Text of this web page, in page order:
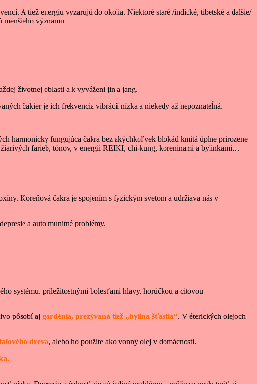
A tiež energiu vyzarujú do okolia. Niektoré staré /indické, tibetské a dalšie/
menšieho významu.
životnej oblasti a k vyváženi jin a jang.
čakier je ich frekvencia vibrácíí nízka a niekedy až nepoznateĺná.
harmonicky fungujúca čakra bez akýchkoľvek blokád kmitá úplne prirozene
žiarivých farieb, tónov, v energii REIKI, chi-kung, koreninami a bylinkami…
Koreňová čakra je spojením s fyzickým svetom a udržiava nás v
a autoimunitné problémy.
systému, príležitostnými bolesťami hlavy, horúčkou a citovou
pôsobí aj gardénia, prezývaná tiež „bylina šťastia“. V éterických olejoch
dreva, alebo ho použite ako vonný olej v domácnosti.